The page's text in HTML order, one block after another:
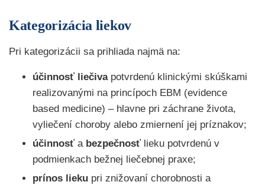
Kategorizácia liekov
Pri kategorizácii sa prihliada najmä na:
účinnosť liečivapotvrdenú klinickými skúškami
realizovanými na princípoch EBM (evidence
based medicine) – hlavne pri záchrane života,
vyliečení choroby alebo zmiernení jej príznakov;
účinnosť a bezpečnosť lieku potvrdenú v
podmienkach bežnej liečebnej praxe;
prínos lieku pri znižovaní chorobnosti a